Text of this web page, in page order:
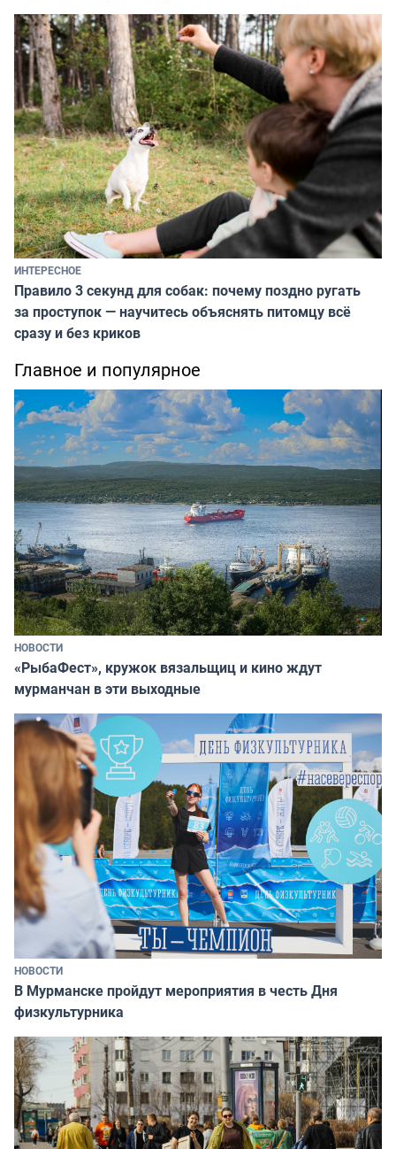
ИНТЕРЕСНОЕ
Правило 3 секунд для собак: почему поздно ругать
за проступок — научитесь объяснять питомцу всё
сразу и без криков
Главное и популярное
НОВОСТИ
«РыбаФест», кружок вязальщиц и кино ждут
мурманчан в эти выходные
НОВОСТИ
В Мурманске пройдут мероприятия в честь Дня
физкультурника